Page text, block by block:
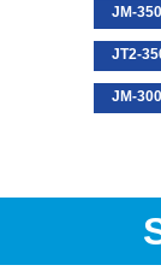
JM-
JT2-
JM-